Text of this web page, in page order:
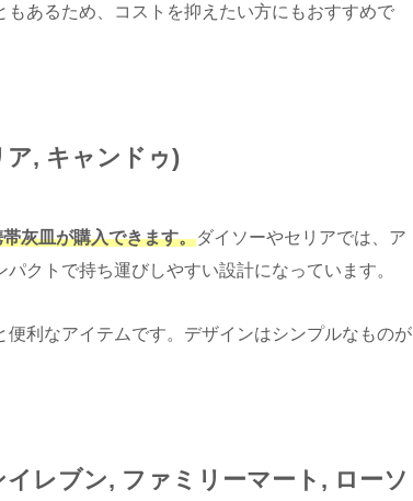
あるため、コストを抑えたい方にもおすすめで
ア, キャンドゥ)
灰皿が購入できます。ダイソーやセリアでは、ア
クトで持ち運びしやすい設計になっています。
利なアイテムです。デザインはシンプルなものが
レブン, ファミリーマート, ローソ